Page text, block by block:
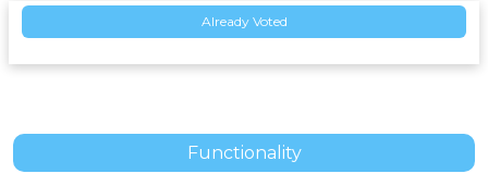
सबसे फायदेमंद लगता है ?
19-Aug-2026
Already Voted
Functionality